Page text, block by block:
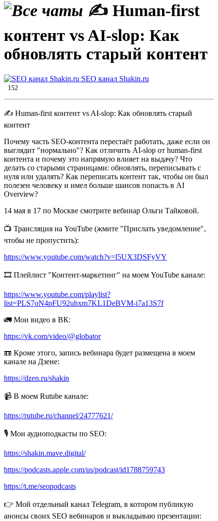
✍️ Human-first
контент vs AI-slop: Как
обновлять старый контент
SEO канал Shakin.ru
152
✍️ Human-first контент vs AI-slop: Как обновлять старый
контент
Почему часть SEO-контента перестаёт работать, даже если он
выглядит "нормально"? Как отличить AI-slop от human-first
контента и почему это напрямую влияет на выдачу? Что
делать со старыми страницами: обновлять, переписывать с
нуля или удалять? Как переписать контент так, чтобы он был
полезен человеку и имел больше шансов попасть в AI
Overview?
14 мая в 17 по Москве смотрите вебинар Ольги Тайковой.
📺 Трансляция на YouTube (жмите "Прислать уведомление",
чтобы не пропустить):
https://www.youtube.com/watch?v=l5UX3DSFyVY
🎞 Плейлист "Контент-маркетинг" на моем YouTube канале:
https://www.youtube.com/playlist?
list=PLS7oN4pFU92uhxm7KL1DeBVM-i7a13S7f
🚛 Мои видео в ВК:
https://vk.com/video/@globator
📼 Кроме этого, запись вебинара будет размещена в моем
канале на Дзене:
https://dzen.ru/shakin
📹 В моем Rutube канале:
https://rutube.ru/channel/24777621/
🎙 Мои аудиоподкасты по SEO:
https://shakin.mave.digital/
https://podcasts.apple.com/us/podcast/id1788759743
https://t.me/seopodcasts
👉 Мой отдельный канал Telegram, в котором публикую
анонсы своих SEO вебинаров и выкладываю презентации: